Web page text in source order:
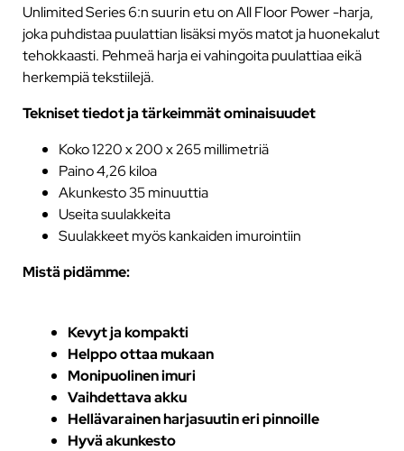
Unlimited Series 6:n suurin etu on All Floor Power -harja,
joka puhdistaa puulattian lisäksi myös matot ja huonekalut
tehokkaasti. Pehmeä harja ei vahingoita puulattiaa eikä
herkempiä tekstiilejä.
Tekniset tiedot ja tärkeimmät ominaisuudet
Koko 1220 x 200 x 265 millimetriä
Paino 4,26 kiloa
Akunkesto 35 minuuttia
Useita suulakkeita
Suulakkeet myös kankaiden imurointiin
Mistä pidämme:
Kevyt ja kompakti
Helppo ottaa mukaan
Monipuolinen imuri
Vaihdettava akku
Hellävarainen harjasuutin eri pinnoille
Hyvä akunkesto